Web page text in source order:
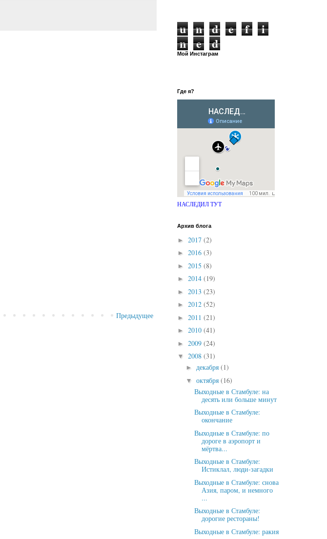
Предыдущее
u n d e f
i
n e d
Мой Инстаграм
Где я?
НАСЛЕДИЛ ТУТ
Архив блога
► 2017 (2)
► 2016 (3)
► 2015 (8)
► 2014 (19)
► 2013 (23)
► 2012 (52)
► 2011 (21)
► 2010 (41)
► 2009 (24)
▼ 2008 (31)
► декабря (1)
▼ октября (16)
Выходные в Стамбуле: на
десять или больше минут
Выходные в Стамбуле:
окончание
Выходные в Стамбуле: по
дороге в аэропорт и
мёртва...
Выходные в Стамбуле:
Истиклал, люди-загадки
Выходные в Стамбуле: снова
Азия, паром, и немного
...
Выходные в Стамбуле:
дорогие рестораны!
Выходные в Стамбуле: ракия